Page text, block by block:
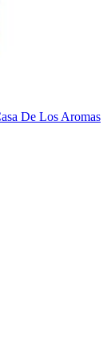
De Los Aromas